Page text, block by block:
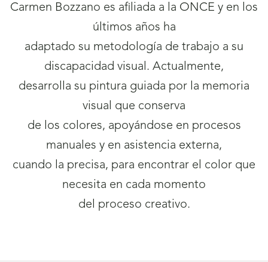
Carmen Bozzano es afiliada a la ONCE y en los
últimos años ha
adaptado su metodología de trabajo a su
discapacidad visual. Actualmente,
desarrolla su pintura guiada por la memoria
visual que conserva
de los colores, apoyándose en procesos
manuales y en asistencia externa,
cuando la precisa, para encontrar el color que
necesita en cada momento
del proceso creativo.